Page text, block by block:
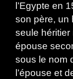
l’Egypte en
son père, un
seule héritier
épouse
sous le nom
l’épouse et